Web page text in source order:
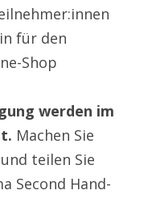
für den
Shop
werden im
Machen Sie
teilen Sie
Second Hand-